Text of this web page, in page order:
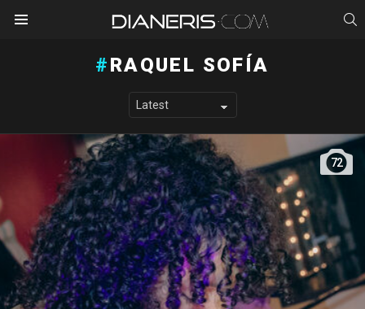
RAQUEL SOFÍA
LATEST STORIES 72